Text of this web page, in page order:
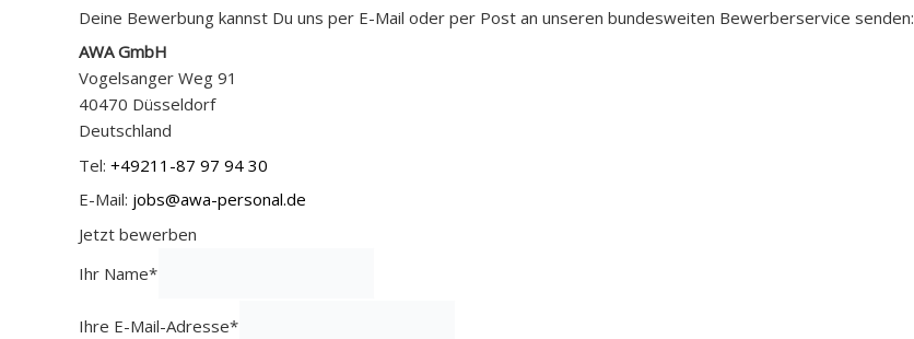
Deine Bewerbung kannst Du uns per E-Mail oder per Post an unseren bundesweiten Bewerberservice senden:
AWA GmbH
Vogelsanger Weg 91
40470 Düsseldorf
Deutschland
Tel: +49211-87 97 94 30
E-Mail: jobs@awa-personal.de
Jetzt bewerben
Ihr Name*
Ihre E-Mail-Adresse*